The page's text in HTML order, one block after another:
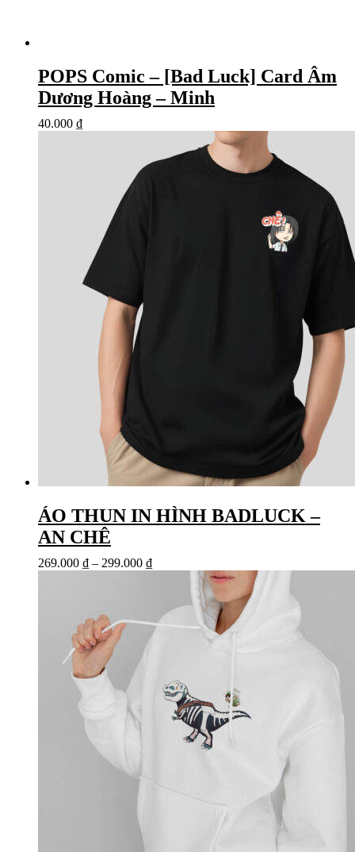
POPS Comic – [Bad Luck] Card Âm
Dương Hoàng – Minh
40.000 ₫
ÁO THUN IN HÌNH BADLUCK –
AN CHÊ
269.000 ₫ – 299.000 ₫